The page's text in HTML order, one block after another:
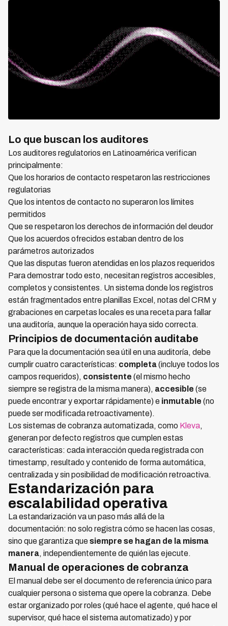
Lo que buscan los auditores
Los auditores regulatorios en Latinoamérica verifican
principalmente:
Que los horarios de contacto respetaron las restricciones
regulatorias
Que los intentos de contacto no superaron los límites
permitidos
Que se respetaron los derechos de información del deudor
Que los acuerdos ofrecidos estaban dentro de los
parámetros autorizados
Que las disputas fueron atendidas en los plazos requeridos
Para demostrar todo esto, necesitan registros accesibles,
completos y consistentes. Un sistema donde los registros
están fragmentados entre planillas Excel, notas del CRM y
grabaciones en carpetas locales es una receta para fallar
una auditoría, aunque la operación haya sido correcta.
Principios de documentación auditabe
Para que la documentación sea útil en una auditoría, debe
cumplir cuatro características: completa(incluye todos los
campos requeridos), consistente (el mismo hecho
siempre se registra de la misma manera), accesible (se
puede encontrar y exportar rápidamente) e inmutable (no
puede ser modificada retroactivamente).
Los sistemas de cobranza automatizada, como Kleva,
generan por defecto registros que cumplen estas
características: cada interacción queda registrada con
timestamp, resultado y contenido de forma automática,
centralizada y sin posibilidad de modificación retroactiva.
Estandarización para
escalabilidad operativa
La estandarización va un paso más allá de la
documentación: no solo registra cómo se hacen las cosas,
sino que garantiza quesiempre se hagan de la misma
manera, independientemente de quién las ejecute.
Manual de operaciones de cobranza
El manual debe ser el documento de referencia único para
cualquier persona o sistema que opere la cobranza. Debe
estar organizado por roles (qué hace el agente, qué hace el
supervisor, qué hace el sistema automatizado) y por